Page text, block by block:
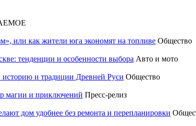
или как жители юга экономят на топливе Общество
тенденции и особенности выбора Авто и мото
и традиции Древней Руси Общество
магии и приключений Пресс-релиз
дом удобнее без ремонта и перепланировки